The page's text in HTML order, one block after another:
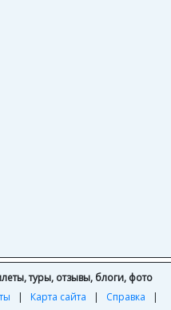
туры, отзывы, блоги, фото
| Карта сайта | Справка |